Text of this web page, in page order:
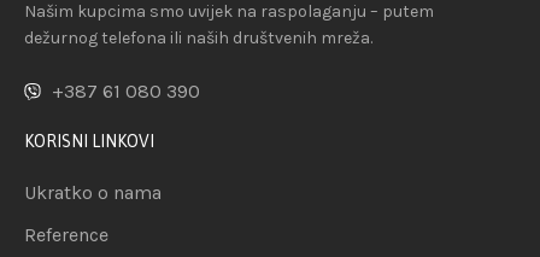
Našim kupcima smo uvijek na raspolaganju – putem
dežurnog telefona ili naših društvenih mreža.
+387 61 080 390
KORISNI LINKOVI
Ukratko o nama
Reference